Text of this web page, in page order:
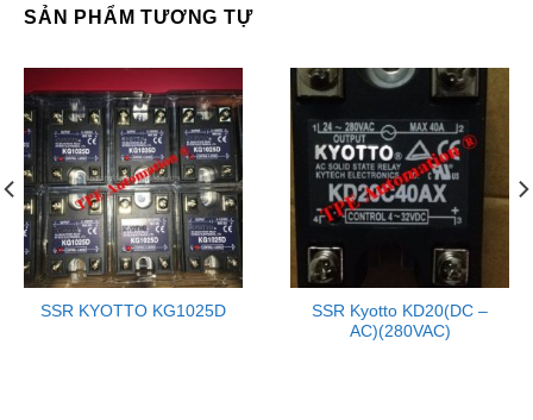
SẢN PHẨM TƯƠNG TỰ
SSR KYOTTO KG1025D
SSR Kyotto KD20(DC –
AC)(280VAC)